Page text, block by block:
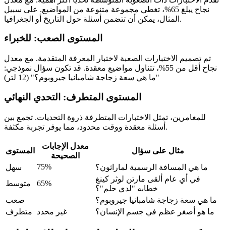
نجاح يبلغ 65%، تغطي مجموعة متنوعة من المواضيع. على سبيل
المثال، يمكن أن تتضمن أسئلة حول التاريخ أو الجغرافيا.
المستوى الصعب: للخبراء
تم تصميم الاختبارات الصعبة لاختبار المعرفة المتقدمة. مع معدل
نجاح أقل من 55%، تتناول مواضيع معقدة. قد تكون سؤال نموذجي:
"ما هي سعة زجاجة شامبانيا جيروبوم؟" (12 لتر)
المستوى المتطرف: التحدي النهائي
للمغامرين، تمثل الاختبارات المتطرفة ذروة التحديات. تجمع بين
أسئلة معقدة ووقت محدود، مما يوفر تجربة مكثفة.
المستوى
معدل الإجابات
الصحيحة
مثال على سؤال
سهل
75%
ما هي المسافة الرسمية لماراثون؟
متوسط
65%
في أي عام ألقى مارتن لوثر كينغ
خطابه "لدي حلم"؟
صعب
ما هي سعة زجاجة شامبانيا جيروبوم؟
متطرف
غير محدد ما هو أصغر عظم في جسم الإنسان؟